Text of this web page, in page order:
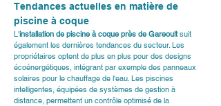
Tendances actuelles en matière de
piscine à coque
L'installation de piscine à coque près de Gareoult suit
également les dernières tendances du secteur. Les
propriétaires optent de plus en plus pour des designs
écoénergétiques, intégrant par exemple des panneaux
solaires pour le chauffage de l'eau. Les piscines
intelligentes, équipées de systèmes de gestion à
distance, permettent un contrôle optimisé de la